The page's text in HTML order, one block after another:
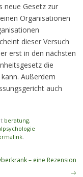
neue Gesetz zur
Organisationen
dieser Versuch
erst in den nächsten
die
Außerdem
auch
beratung,
.
– eine Rezension
→